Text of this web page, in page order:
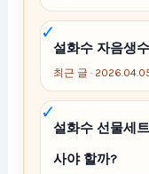
설화수 자음생
최근 글 ·
설화수 선물세
사야 할까?